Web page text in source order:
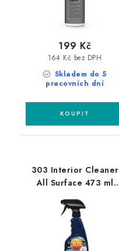
Skladem do 5
pracovních dní
164 Kč bez DPH
199 Kč
303 Interior Cleaner
All Surface 473 ml